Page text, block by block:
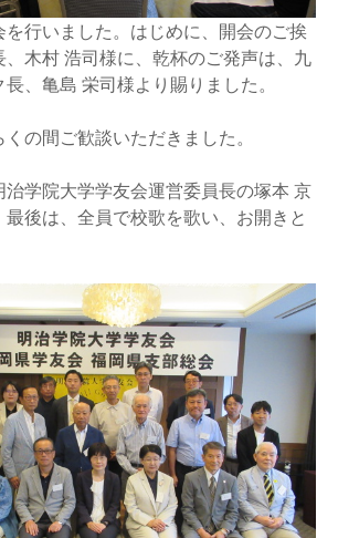
を行いました。はじめに、開会のご挨
木村 浩司様に、乾杯のご発声は、九
、亀島 栄司様より賜りました。
の間ご歓談いただきました。
学院大学学友会運営委員長の塚本 京
後は、全員で校歌を歌い、お開きと